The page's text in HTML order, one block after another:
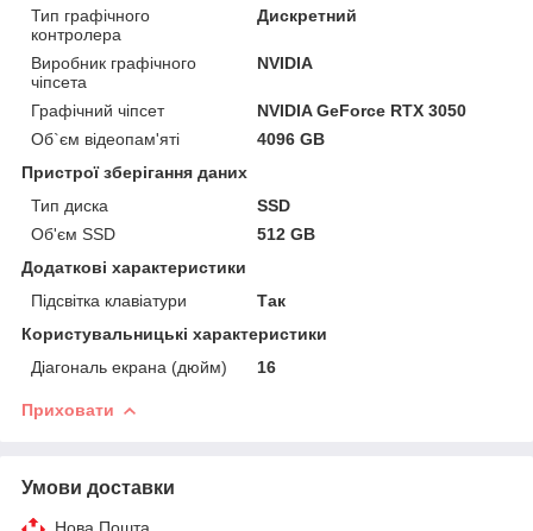
Тип графічного
контролера
Дискретний
Виробник графічного
чіпсета
NVIDIA
Графічний чіпсет
NVIDIA GeForce RTX 3050
Об`єм відеопам'яті
4096 GB
Пристрої зберігання даних
Тип диска
SSD
Об'єм SSD
512 GB
Додаткові характеристики
Підсвітка клавіатури
Так
Користувальницькі характеристики
Діагональ екрана (дюйм)
16
Приховати
Умови доставки
Нова Пошта